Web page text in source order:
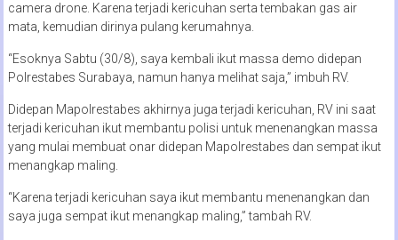
camera drone. Karena terjadi kericuhan serta tembakan gas air
mata, kemudian dirinya pulang kerumahnya.
“Esoknya Sabtu (30/8), saya kembali ikut massa demo didepan
Polrestabes Surabaya, namun hanya melihat saja,” imbuh RV.
Didepan Mapolrestabes akhirnya juga terjadi kericuhan, RV ini saat
terjadi kericuhan ikut membantu polisi untuk menenangkan massa
yang mulai membuat onar didepan Mapolrestabes dan sempat ikut
menangkap maling.
“Karena terjadi kericuhan saya ikut membantu menenangkan dan
saya juga sempat ikut menangkap maling,” tambah RV.